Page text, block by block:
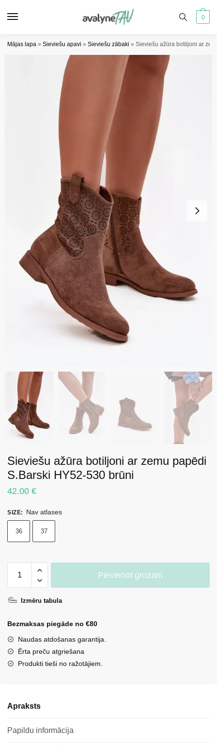
0
Mājas lapa » Sieviešu apavi » Sieviešu zābaki » Sieviešu ažūra botiljoni ar
Sieviešu ažūra botiljoni ar zemu papēdi
S.Barski HY52-530 brūni
42.00 €
SIZE: Nav atlases
36 37
ažūra
ar
papēdi
S.Barski
HY52-
530
Pievienot grozam
Izmēru tabula
Bezmaksas piegāde no €80
Naudas atdošanas garantija.
Ērta preču atgriešana
Produkti tieši no ražotājiem.
Apraksts
Papildu informācija